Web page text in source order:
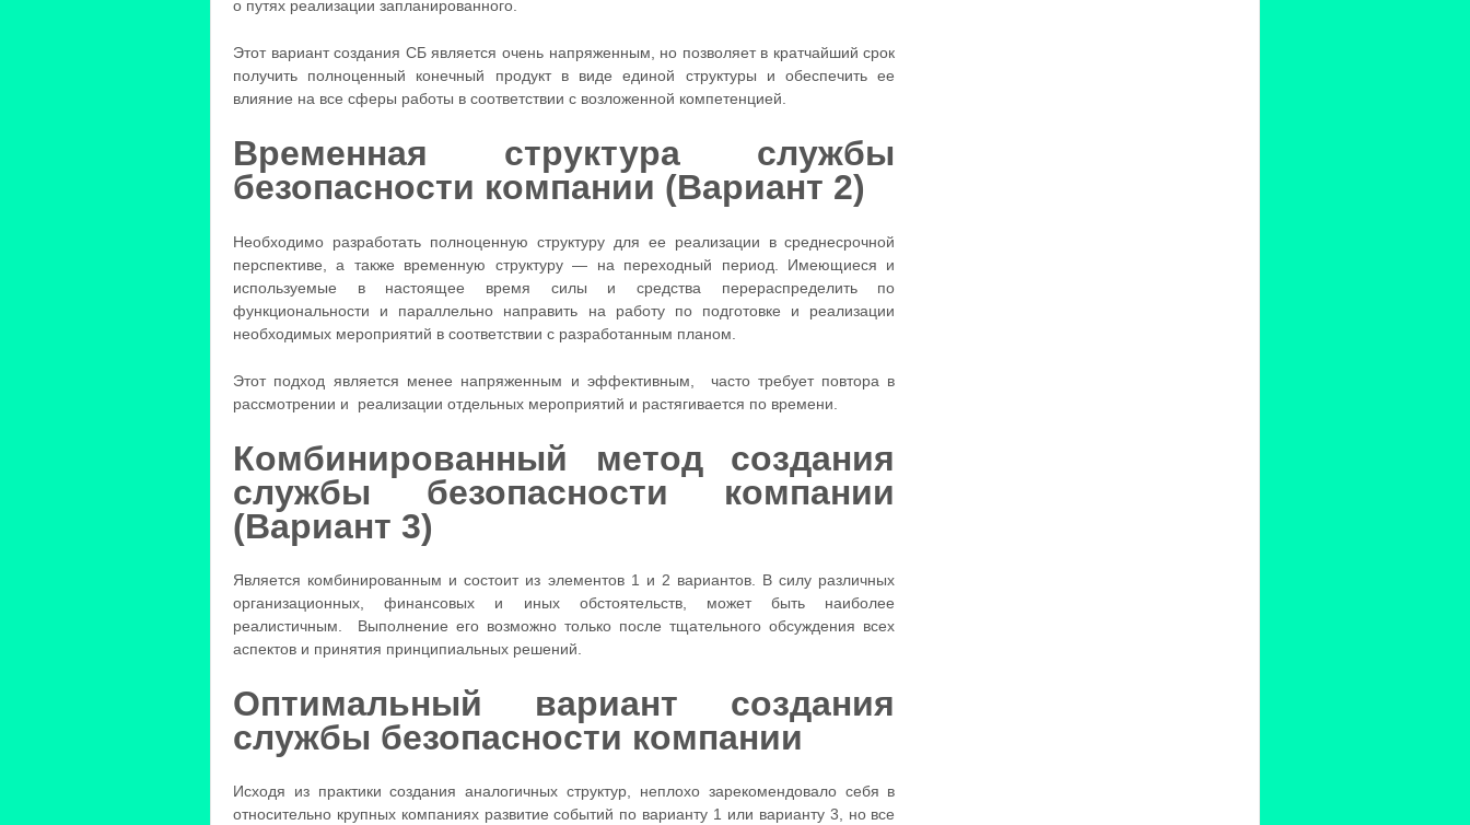
о путях реализации запланированного.
Этот вариант создания СБ является очень напряженным, но позволяет в кратчайший срок
получить полноценный конечный продукт в виде единой структуры и обеспечить ее
влияние на все сферы работы в соответствии с возложенной компетенцией.
Временная структура службы
безопасности компании (Вариант 2)
Необходимо разработать полноценную структуру для ее реализации в среднесрочной
перспективе, а также временную структуру — на переходный период. Имеющиеся и
используемые в настоящее время силы и средства перераспределить по
функциональности и параллельно направить на работу по подготовке и реализации
необходимых мероприятий в соответствии с разработанным планом.
Этот подход является менее напряженным и эффективным, часто требует повтора в
рассмотрении и реализации отдельных мероприятий и растягивается по времени.
Комбинированный метод создания
службы безопасности компании
(Вариант 3)
Является комбинированным и состоит из элементов 1 и 2 вариантов. В силу различных
организационных, финансовых и иных обстоятельств, может быть наиболее
реалистичным. Выполнение его возможно только после тщательного обсуждения всех
аспектов и принятия принципиальных решений.
Оптимальный вариант создания
службы безопасности компании
Исходя из практики создания аналогичных структур, неплохо зарекомендовало себя в
относительно крупных компаниях развитие событий по варианту 1 или варианту 3, но все